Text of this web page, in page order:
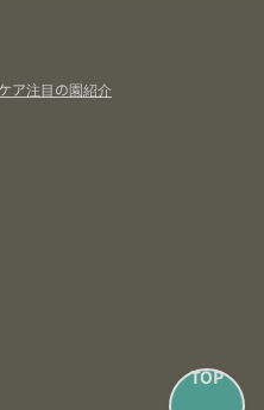
TOP
ア注目の園紹介